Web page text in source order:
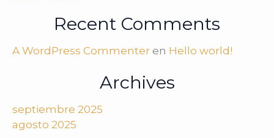
Recent Comments
A WordPress Commenter en Hello world!
Archives
septiembre 2025
agosto 2025